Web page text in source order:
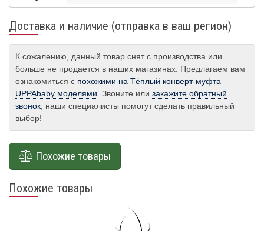
Доставка и наличие (отправка в ваш регион)
К сожалению, данный товар снят с производства или
больше не продается в наших магазинах. Предлагаем вам
ознакомиться с похожими на Тёплый конверт-муфта
UPPAbaby моделями . Звоните или закажите обратный
звонок , наши специалисты помогут сделать правильный
выбор!
Похожие товары
Похожие товары